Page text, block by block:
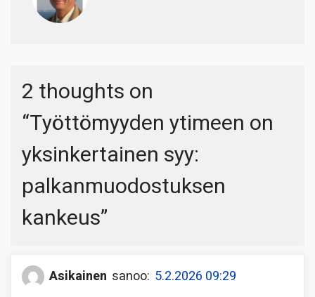
2 thoughts on
“Työttömyyden ytimeen on
yksinkertainen syy:
palkanmuodostuksen
kankeus”
Asikainen sanoo: 5.2.2026 09:29